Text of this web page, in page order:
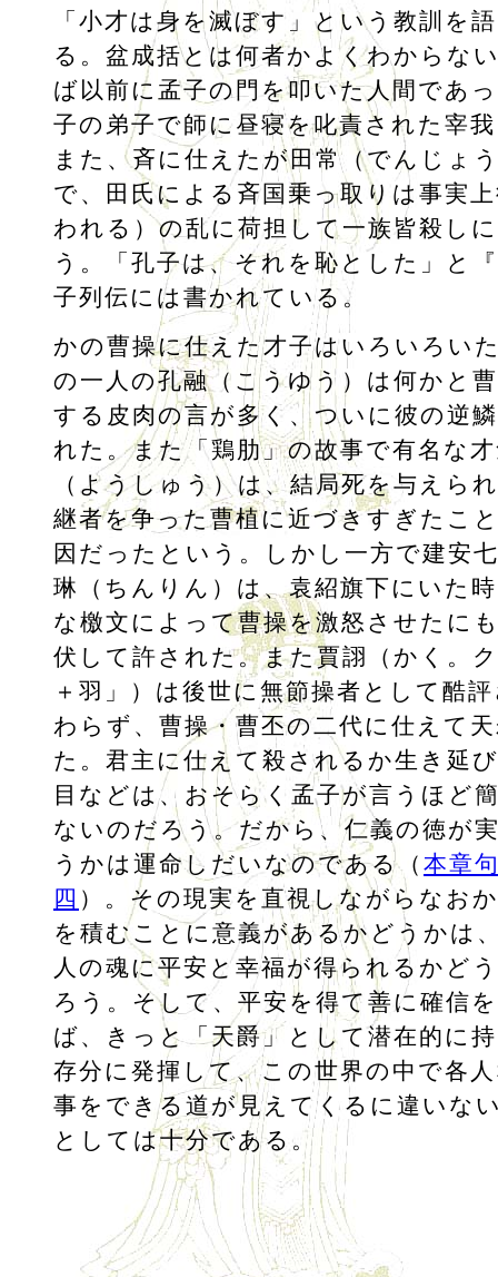
「小才は身を滅ぼす」という教訓を
る。盆成括とは何者かよくわからな
ば以前に孟子の門を叩いた人間であ
子の弟子で師に昼寝を叱責された宰
また、斉に仕えたが田常（でんじょ
で、田氏による斉国乗っ取りは事実
われる）の乱に荷担して一族皆殺し
う。「孔子は、それを恥とした」と
子列伝には書かれている。
かの曹操に仕えた才子はいろいろい
の一人の孔融（こうゆう）は何かと
する皮肉の言が多く、ついに彼の逆
れた。また「鶏肋」の故事で有名な
（ようしゅう）は、結局死を与えら
継者を争った曹植に近づきすぎたこ
因だったという。しかし一方で建安
琳（ちんりん）は、袁紹旗下にいた
な檄文によって曹操を激怒させたに
伏して許された。また賈詡（かく。
＋羽」）は後世に無節操者として酷
わらず、曹操・曹丕の二代に仕えて
た。君主に仕えて殺されるか生き延
目などは、おそらく孟子が言うほど
ないのだろう。だから、仁義の徳が
うかは運命しだいなのである（ 本章
四 ）。その現実を直視しながらなお
を積むことに意義があるかどうかは
人の魂に平安と幸福が得られるかど
ろう。そして、平安を得て善に確信
ば、きっと「天爵」として潜在的に
存分に発揮して、この世界の中で各
事をできる道が見えてくるに違いな
としては十分である。